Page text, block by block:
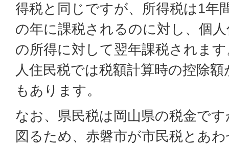
得税と同じですが、所得税は1年
の年に課税されるのに対し、個
の所得に対して翌年課税されま
人住民税では税額計算時の控除
もあります。
なお、県民税は岡山県の税金で
図るため、赤磐市が市民税とあ